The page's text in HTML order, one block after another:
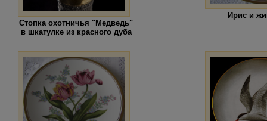
Стопка охотничья "Медведь"
в шкатулке из красного дуба
Ирис и